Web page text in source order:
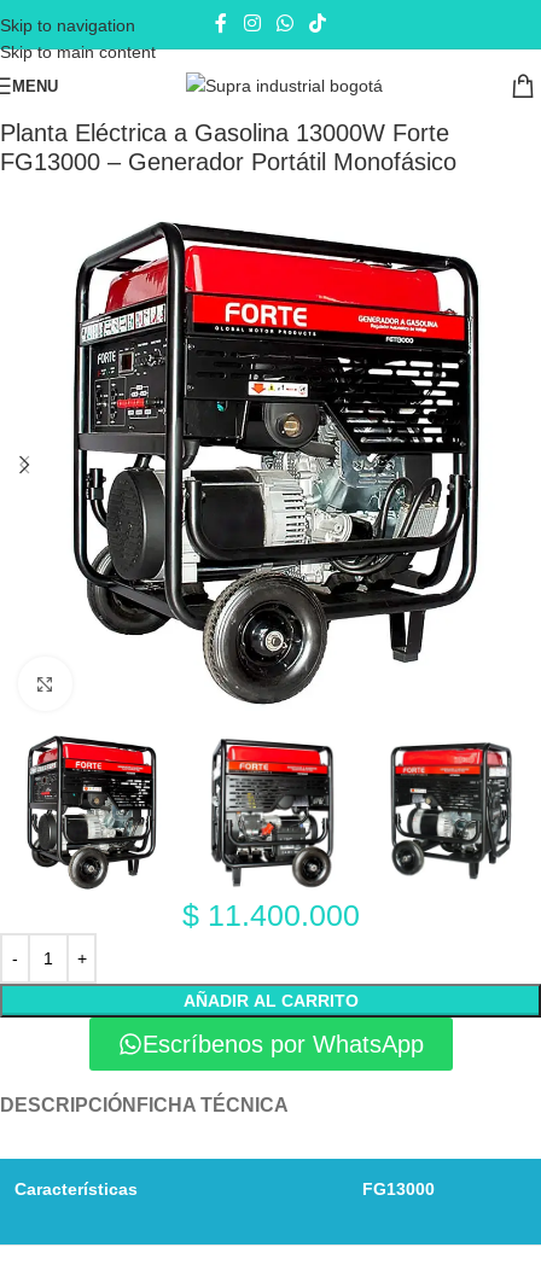
Skip to navigation
Skip to main content
MENU
Inicio Plantas eléctricas Plantas eléctricas a Gasolina
Planta Eléctrica a Gasolina 13000W Forte
FG13000 – Generador Portátil Monofásico
$11.400.000
AÑADIR AL CARRITO
Escríbenos por WhatsApp
DESCRIPCIÓN FICHA TÉCNICA
Características FG13000